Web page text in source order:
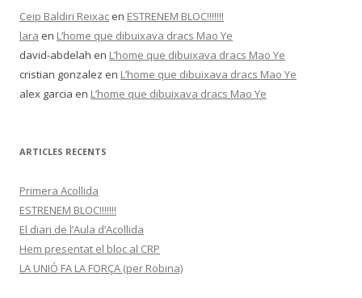
Ceip Baldiri Reixac en ESTRENEM BLOC!!!!!!!
lara en L’home que dibuixava dracs Mao Ye
david-abdelah en L’home que dibuixava dracs Mao Ye
cristian gonzalez en L’home que dibuixava dracs Mao Ye
alex garcia en L’home que dibuixava dracs Mao Ye
ARTICLES RECENTS
Primera Acollida
ESTRENEM BLOC!!!!!!!
El diari de l’Aula d’Acollida
Hem presentat el bloc al CRP
LA UNIÓ FA LA FORÇA (per Robina)